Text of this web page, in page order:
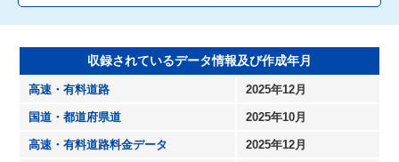
収録されているデータ情報及び作成年月
高速・有料道路 2025年12月
国道・都道府県道 2025年10月
高速・有料道路料金データ 2025年12月